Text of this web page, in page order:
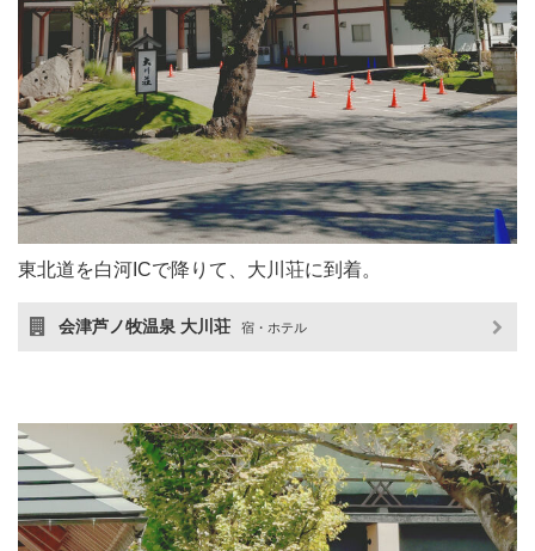
東北道を白河ICで降りて、大川荘に到着。
会津芦ノ牧温泉 大川荘 宿・ホテル